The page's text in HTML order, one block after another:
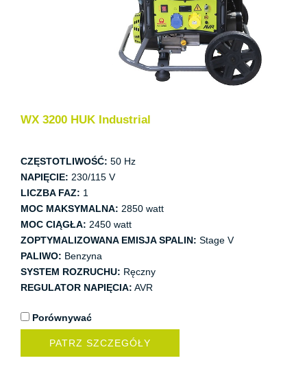
WX 3200 HUK Industrial
CZĘSTOTLIWOŚĆ: 50 Hz
NAPIĘCIE: 230/115 V
LICZBA FAZ: 1
MOC MAKSYMALNA: 2850 watt
MOC CIĄGŁA: 2450 watt
ZOPTYMALIZOWANA EMISJA SPALIN: Stage V
PALIWO: Benzyna
SYSTEM ROZRUCHU: Ręczny
REGULATOR NAPIĘCIA: AVR
Porównywać
PATRZ SZCZEGÓŁY